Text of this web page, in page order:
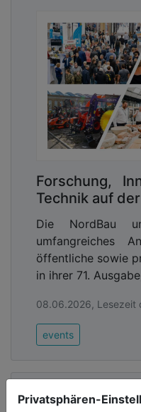
Privatsphären-
Forschung,
Technik auf
Die NordBau
umfangreiches
öffentliche sowie
in ihrer 71.
08.06.2026, Lesezeit
events